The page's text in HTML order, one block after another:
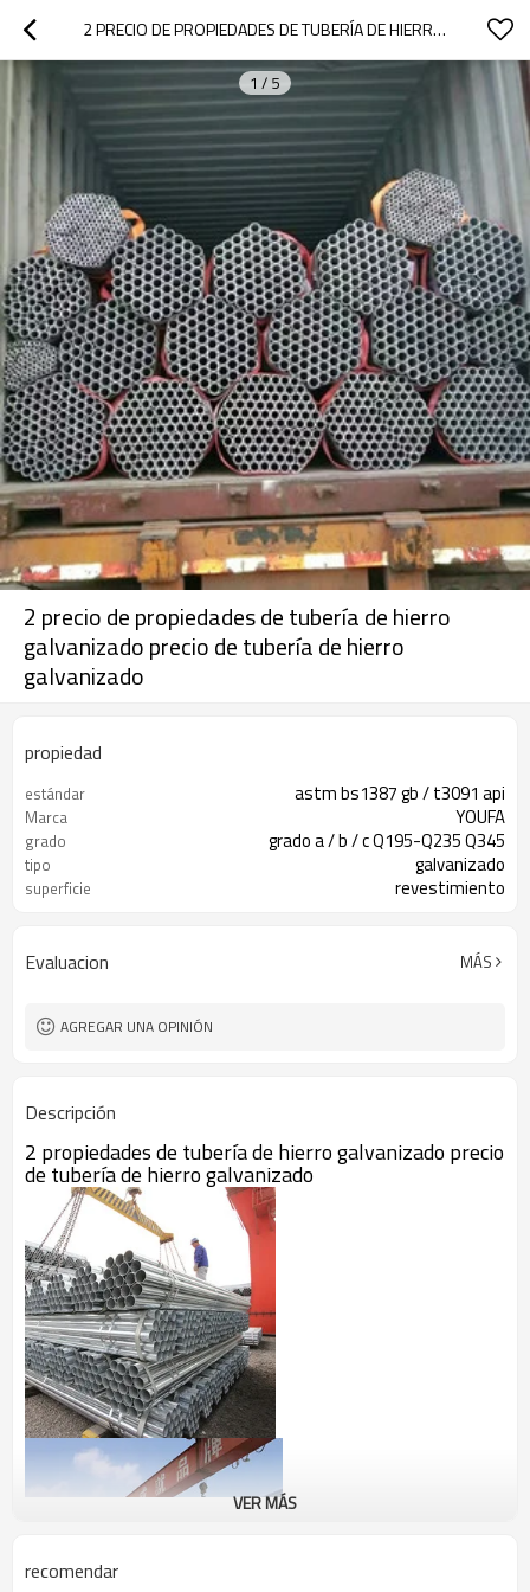
2 PRECIO DE PROPIEDADES DE TUBERÍA DE HIERRO GALVANIZADO PRECIO DE TUBERÍA DE HIERRO GALVANIZADO
1 / 5
2 precio de propiedades de tubería de hierro
galvanizado precio de tubería de hierro
galvanizado
propiedad
estándar astm bs1387 gb / t3091 api
Marca YOUFA
grado grado a / b / c Q195-Q235 Q345
tipo galvanizado
superficie revestimiento
Evaluacion MÁS
AGREGAR UNA OPINIÓN
Descripción
2 propiedades de tubería de hierro galvanizado precio
de tubería de hierro galvanizado
VER MÁS
recomendar